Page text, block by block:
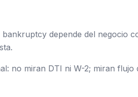
depende del negocio
no miran DTI ni W-2; miran flujo